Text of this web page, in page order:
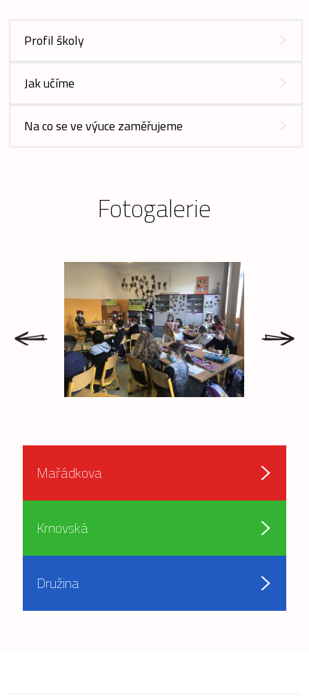
Profil školy
Jak učíme
Na co se ve výuce zaměřujeme
Fotogalerie
Mařádkova
Krnovská
Družina